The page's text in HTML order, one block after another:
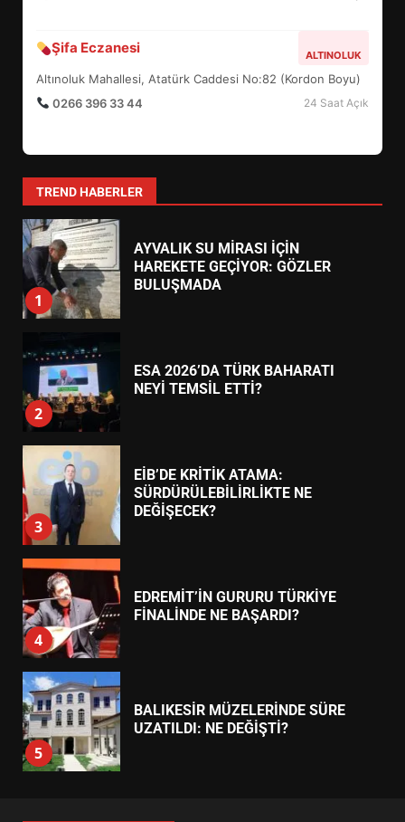
Şifa Eczanesi ALTINOLUK
Altınoluk Mahallesi, Atatürk Caddesi No:82 (Kordon Boyu)
0266 396 33 44
24 Saat Açık
TREND HABERLER
6
TURNUVASI KAYITLARI NEYİ
DEĞİŞTİRİYOR?
7
YENİ YÖNETİM NASIL
1
AYVALIK SU MİRASI İÇİN
HAREKETE GEÇİYOR: GÖZLER
BULUŞMADA
2
ESA 2026’DA TÜRK BAHARATI
NEYİ TEMSİL ETTİ?
3
EİB’DE KRİTİK ATAMA:
SÜRDÜRÜLEBİLİRLİKTE NE
DEĞİŞECEK?
4
EDREMİT’İN GURURU TÜRKİYE
FİNALİNDE NE BAŞARDI?
5
BALIKESİR MÜZELERİNDE SÜRE
UZATILDI: NE DEĞİŞTİ?